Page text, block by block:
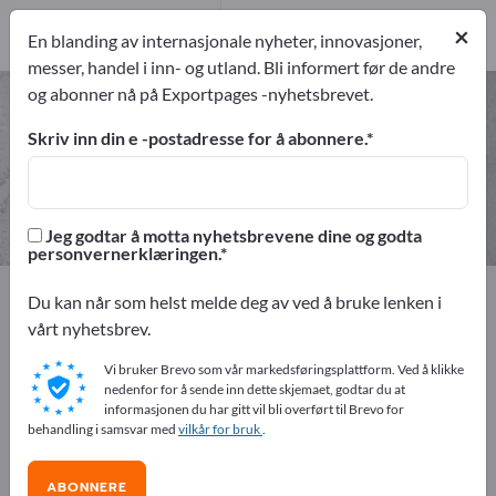
Gruvedrift – finn produsenter og
leverandører
19
19
Exportpages Råvarer og verksteddeler Gruvedrift
Annonser gratis på Exportpages!
Behov – Tilbud – Brukte varer – Forretningskontakter >>
start her
Publiser din bedrift og dine
×
En blanding av internasjonale nyheter, innovasjoner,
messer, handel i inn- og utland. Bli informert før de andre
og abonner nå på Exportpages -nyhetsbrevet.
Skriv inn din e -postadresse for å abonnere.
Jeg godtar å motta nyhetsbrevene dine og godta
personvernerklæringen.
Du kan når som helst melde deg av ved å bruke lenken i
vårt nyhetsbrev.
Vi bruker Brevo som vår markedsføringsplattform. Ved å klikke
nedenfor for å sende inn dette skjemaet, godtar du at
informasjonen du har gitt vil bli overført til Brevo for
behandling i samsvar med vilkår for bruk.
ABONNERE